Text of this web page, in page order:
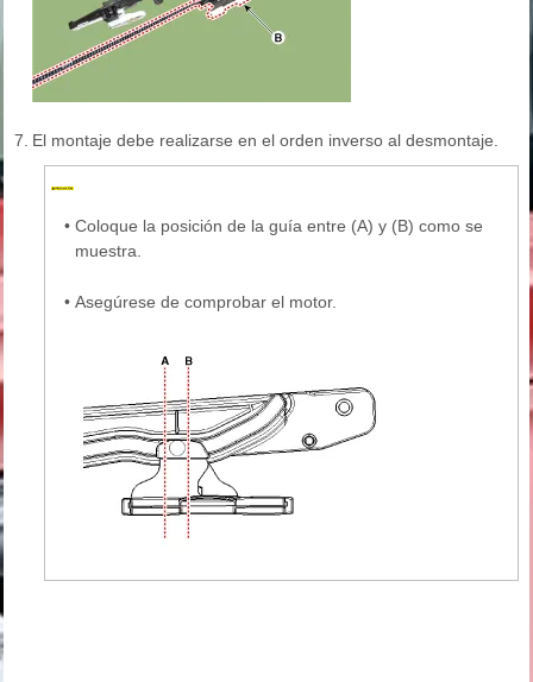
7. El montaje debe realizarse en el orden inverso al desmontaje.
• Coloque la posición de la guía entre (A) y (B) como se
muestra.
• Asegúrese de comprobar el motor.